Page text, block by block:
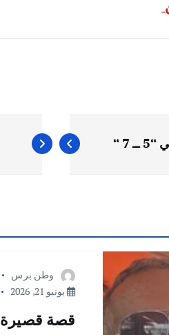
7 “
وطن برس
يونيو 21, 2026
قصة